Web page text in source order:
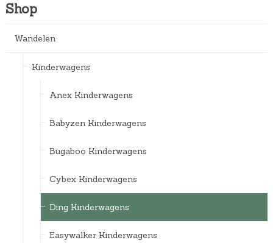
Shop
Wandelen
Kinderwagens
Anex Kinderwagens
Babyzen Kinderwagens
Bugaboo Kinderwagens
Cybex Kinderwagens
Ding Kinderwagens
Easywalker Kinderwagens